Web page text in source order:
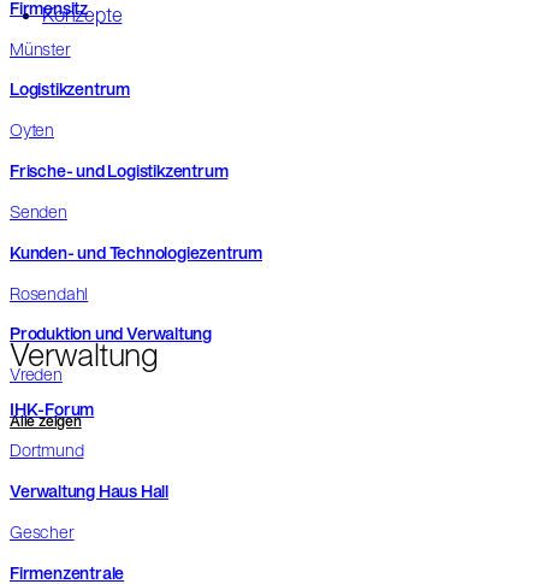
Konzepte
Firmensitz
Münster
Logistikzentrum
Oyten
Frische- und Logistikzentrum
Senden
Kunden- und Technologiezentrum
Rosendahl
Produktion und Verwaltung
Vreden
Alle zeigen
Verwaltung
IHK-Forum
Dortmund
Verwaltung Haus Hall
Gescher
Firmenzentrale